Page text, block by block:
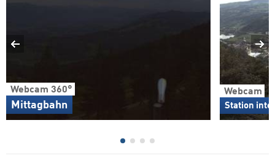
Webcam 360°
Mittagbahn
Webcam
Station